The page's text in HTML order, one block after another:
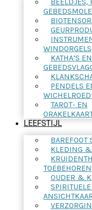
WINDORGELS
KATHA’S EN
PENDELS
TAROT- EN
LEEFSTIJL
BAREFOOT
KLEDING
TOEBEHOREN
OUDER &